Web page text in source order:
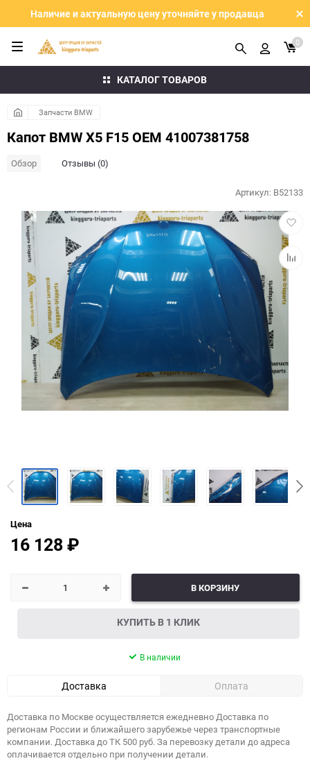
Наличие и актуальную цену уточняйте у продавца
КАТАЛОГ ТОВАРОВ
0
Запчасти BMW
Капот BMW Х5 F15 OEM 41007381758
Обзор Отзывы (0)
в
к
Артикул: B52133
Цена
16 128₽
В КОРЗИНУ
КУПИТЬ В 1 КЛИК
В наличии
Доставка Оплата
Доставка по Москве осуществляется ежедневно Доставка по
регионам России и ближайшего зарубежье через транспортные
компании. Доставка до ТК 500 руб. За перевозку детали до адреса
оплачивается отдельно при получении детали.